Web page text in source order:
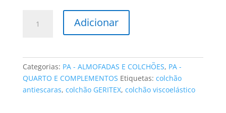
GERITEX
CONFORT
viscoelástico
Adicionar
Categorias: PA - ALMOFADAS E COLCHÕES, PA -
QUARTO E COMPLEMENTOS Etiquetas: colchão
antiescaras, colchão GERITEX, colchão viscoelástico